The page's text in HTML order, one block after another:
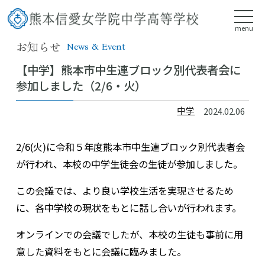
お知らせ News & Event
【中学】熊本市中生連ブロック別代表者会に
参加しました（2/6・火）
中学 2024.02.06
2/6(火)に令和５年度熊本市中生連ブロック別代表者会
が行われ、本校の中学生徒会の生徒が参加しました。
この会議では、より良い学校生活を実現させるため
に、各中学校の現状をもとに話し合いが行われます。
オンラインでの会議でしたが、本校の生徒も事前に用
意した資料をもとに会議に臨みました。
menu